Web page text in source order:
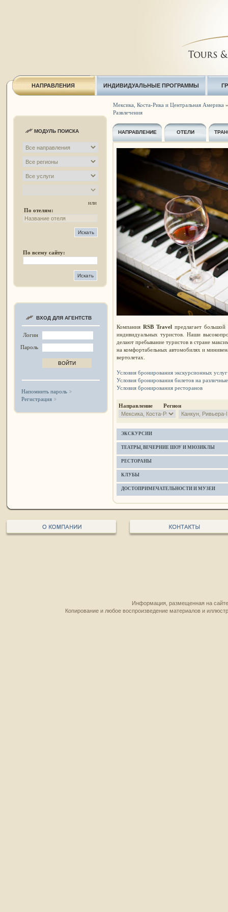
НАПРАВЛЕНИЯ ИНДИВИДУАЛЬНЫЕ ПРОГРАММЫ
МОДУЛЬ ПОИСКА
или
По отелям:
По всему сайту:
ВХОД ДЛЯ АГЕНТСТВ
Логин
Пароль
Напомнить пароль
Регистрация
Мексика, Коста-Рика и Центральная Америка
Развлечения
НАПРАВЛЕНИЕ ОТЕЛИ
Компания RSB Travelпредлагает большой
индивидуальных туристов. Наши
делают пребывание туристов в стране
на комфортабельных автомобилях и
вертолетах.
Условия бронирования экскурсионных услуг
Условия бронирования билетов на
Условия бронирования ресторанов
Направление Регион
ЭКСКУРСИИ
ТЕАТРЫ, ВЕЧЕРНИЕ ШОУ И МЮЗИКЛЫ
РЕСТОРАНЫ
КЛУБЫ
ДОСТОПРИМЕЧАТЕЛЬНОСТИ И МУЗЕИ
Информация, размещенная на
Копирование и любое воспроизведение материалов и